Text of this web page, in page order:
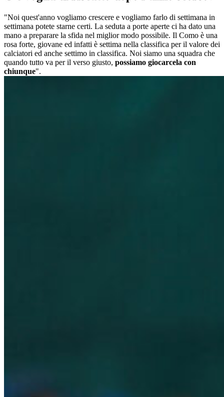
"Noi quest'anno vogliamo crescere e vogliamo farlo di settimana in
settimana potete starne certi. La seduta a porte aperte ci ha dato una
mano a preparare la sfida nel miglior modo possibile. Il Como è una
rosa forte, giovane ed infatti è settima nella classifica per il valore dei
calciatori ed anche settimo in classifica. Noi siamo una squadra che
quando tutto va per il verso giusto, possiamo giocarcela con
chiunque".